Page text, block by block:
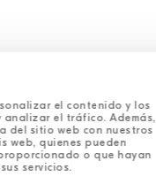
el contenido y los
analizar el tráfico. Además,
del sitio web con nuestros
web, quienes pueden
o que hayan
servicios.
1 2 →